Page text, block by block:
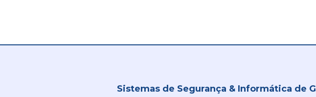
Sistemas de Segurança & Informática de